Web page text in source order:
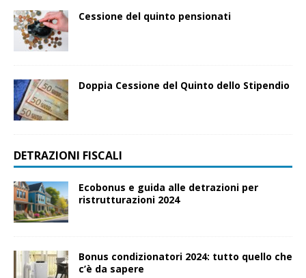
Cessione del quinto pensionati
Doppia Cessione del Quinto dello Stipendio
DETRAZIONI FISCALI
Ecobonus e guida alle detrazioni per
ristrutturazioni 2024
Bonus condizionatori 2024: tutto quello che
c’è da sapere